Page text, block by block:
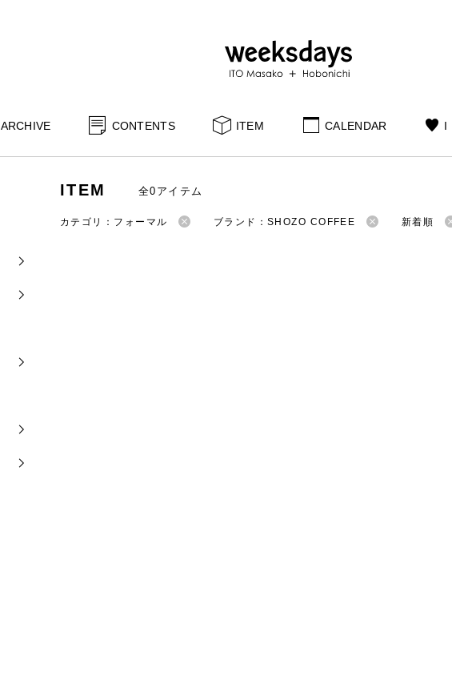
ARCHIVE CONTENTS ITEM CALENDAR I
ITEM 全0アイテム
カテゴリ：フォーマル ブランド：SHOZO COFFEE 新着順